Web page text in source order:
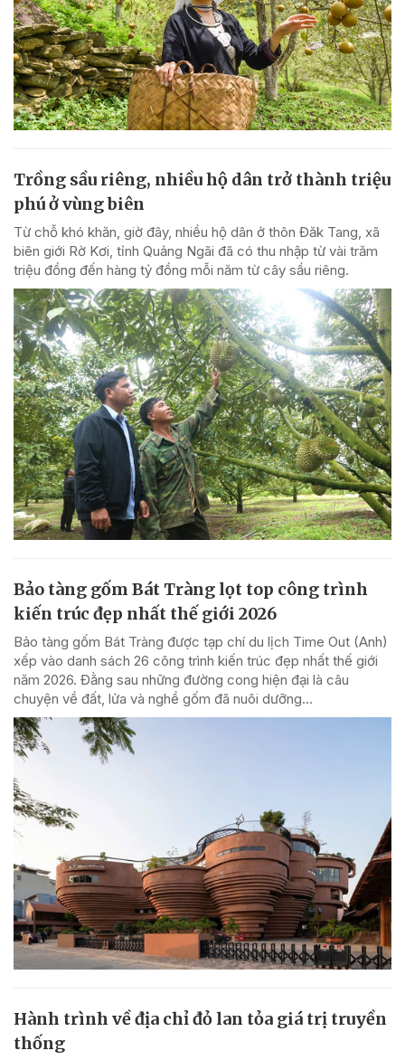
Trồng sầu riêng, nhiều hộ dân trở thành triệu
phú ở vùng biên
Từ chỗ khó khăn, giờ đây, nhiều hộ dân ở thôn Đăk Tang, xã
biên giới Rờ Kơi, tỉnh Quảng Ngãi đã có thu nhập từ vài trăm
triệu đồng đến hàng tỷ đồng mỗi năm từ cây sầu riêng.
Bảo tàng gốm Bát Tràng lọt top công trình
kiến trúc đẹp nhất thế giới 2026
Bảo tàng gốm Bát Tràng được tạp chí du lịch Time Out (Anh)
xếp vào danh sách 26 công trình kiến trúc đẹp nhất thế giới
năm 2026. Đằng sau những đường cong hiện đại là câu
chuyện về đất, lửa và nghề gốm đã nuôi dưỡng...
Hành trình về địa chỉ đỏ lan tỏa giá trị truyền
thống